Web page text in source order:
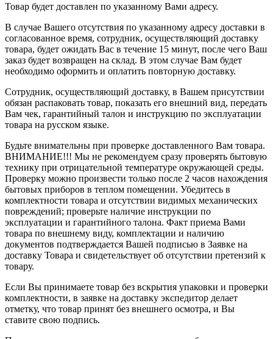
Товар будет доставлен по указанному Вами адресу.
В случае Вашего отсутствия по указанному адресу доставки в
согласованное время, сотрудник, осуществляющий доставку
товара, будет ожидать Вас в течение 15 минут, после чего Ваш
заказ будет возвращен на склад. В этом случае Вам будет
необходимо оформить и оплатить повторную доставку.
Сотрудник, осуществляющий доставку, в Вашем присутствии
обязан распаковать товар, показать его внешний вид, передать
Вам чек, гарантийный талон и инструкцию по эксплуатации
товара на русском языке.
Будьте внимательны при проверке доставленного Вам товара.
ВНИМАНИЕ!!! Мы не рекомендуем сразу проверять бытовую
технику при отрицательной температуре окружающей среды.
Проверку можно произвести только после 2 часов нахождения
бытовых приборов в теплом помещении. Убедитесь в
комплектности товара и отсутствии видимых механических
повреждений; проверьте наличие инструкции по
эксплуатации и гарантийного талона. Факт приема Вами
товара по внешнему виду, комплектации и наличию
документов подтверждается Вашей подписью в Заявке на
доставку Товара и свидетельствует об отсутствии претензий к
товару.
Если Вы принимаете товар без вскрытия упаковки и проверки
комплектности, в заявке на доставку экспедитор делает
отметку, что товар принят без внешнего осмотра, и Вы
ставите свою подпись.